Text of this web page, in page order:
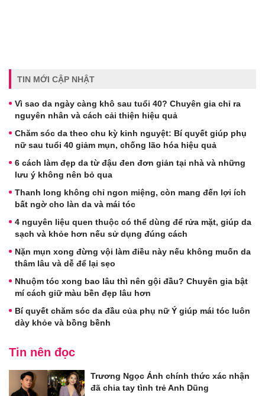
TIN MỚI CẬP NHẬT
Vì sao da ngày càng khô sau tuổi 40? Chuyên gia chỉ ra
nguyên nhân và cách cải thiện hiệu quả
Chăm sóc da theo chu kỳ kinh nguyệt: Bí quyết giúp phụ
nữ sau tuổi 40 giảm mụn, chống lão hóa hiệu quả
6 cách làm đẹp da từ đậu đen đơn giản tại nhà và những
lưu ý không nên bỏ qua
Thanh long không chỉ ngon miệng, còn mang đến lợi ích
bất ngờ cho làn da và mái tóc
4 nguyên liệu quen thuộc có thể dùng để rửa mặt, giúp da
sạch và khỏe hơn nếu sử dụng đúng cách
Nặn mụn xong đừng vội làm điều này nếu không muốn da
thâm lâu và dễ để lại sẹo
Nhuộm tóc xong bao lâu thì nên gội đầu? Chuyên gia bật
mí cách giữ màu bền đẹp lâu hơn
Bí quyết chăm sóc da đầu của phụ nữ Ý giúp mái tóc luôn
dày khỏe và bồng bềnh
Tin nên đọc
Trương Ngọc Ánh chính thức xác nhận
đã chia tay tình trẻ Anh Dũng